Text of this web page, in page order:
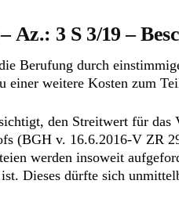
Az.: 3 S 3/19 –
Berufung durch
einer weitere Kosten zum
den Streitwert für das
(BGH v. 16.6.2016-V ZR
werden insoweit
Dieses dürfte sich